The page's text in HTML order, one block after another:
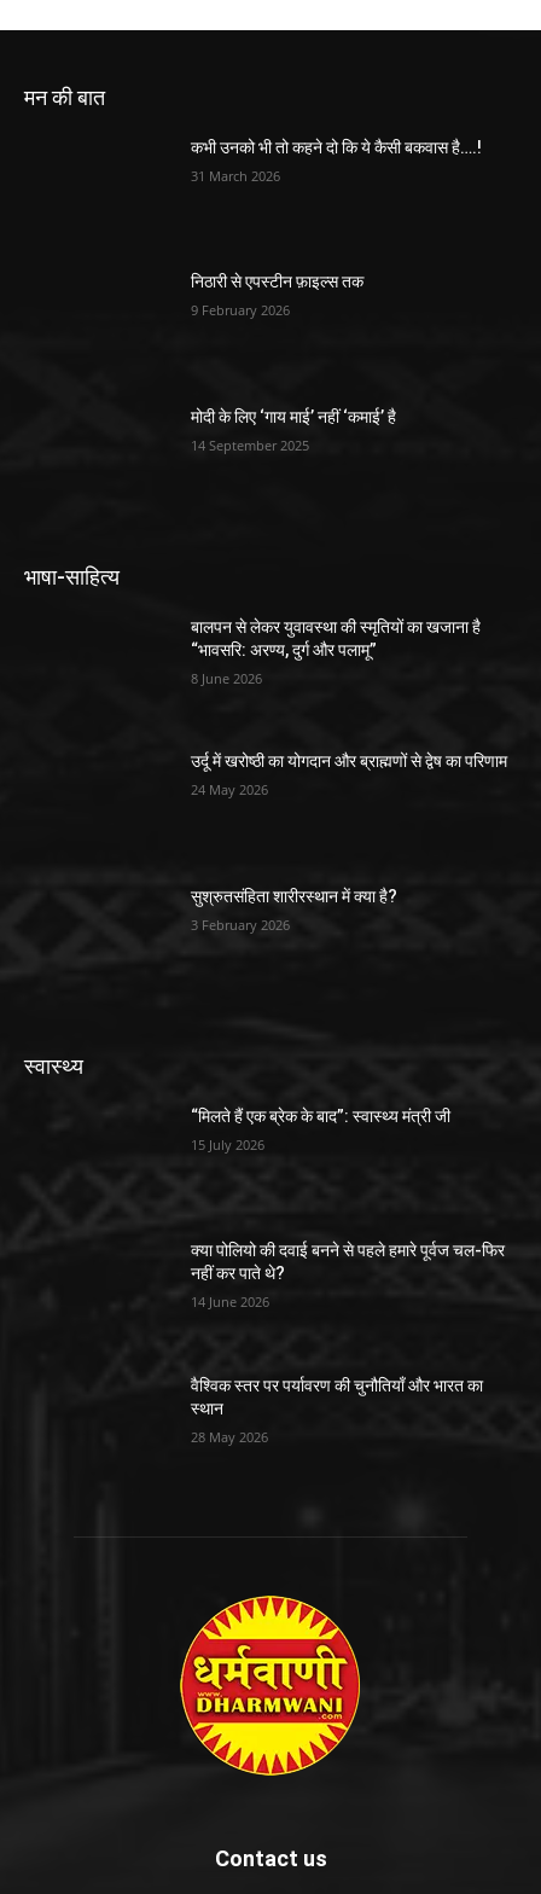
मन की बात
कभी उनको भी तो कहने दो कि ये कैसी बकवास है….!
31 March 2026
निठारी से एपस्टीन फ़ाइल्स तक
9 February 2026
मोदी के लिए ‘गाय माई’ नहीं ‘कमाई’ है
14 September 2025
भाषा-साहित्य
बालपन से लेकर युवावस्था की स्मृतियों का खजाना है
“भावसरि: अरण्य, दुर्ग और पलामू”
8 June 2026
उर्दू में खरोष्ठी का योगदान और ब्राह्मणों से द्वेष का परिणाम
24 May 2026
सुश्रुतसंहिता शारीरस्थान में क्या है?
3 February 2026
स्वास्थ्य
“मिलते हैं एक ब्रेक के बाद”: स्वास्थ्य मंत्री जी
15 July 2026
क्या पोलियो की दवाई बनने से पहले हमारे पूर्वज चल-फिर
नहीं कर पाते थे?
14 June 2026
वैश्विक स्तर पर पर्यावरण की चुनौतियाँ और भारत का
स्थान
28 May 2026
Contact us